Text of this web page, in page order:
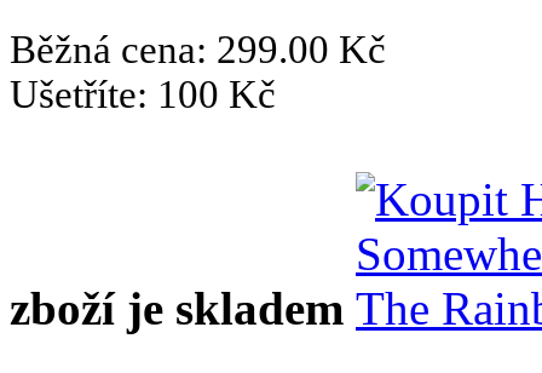
Běžná cena: 299.00 Kč
Ušetříte: 100 Kč
zboží je skladem